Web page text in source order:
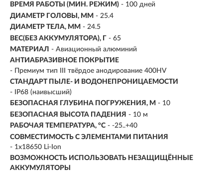
ВРЕМЯ РАБОТЫ (МИН. РЕЖИМ) - 100 дней
ДИАМЕТР ГОЛОВЫ, ММ - 25.4
ДИАМЕТР ТЕЛА, ММ - 24.5
ВЕС(БЕЗ АККУМУЛЯТОРА), Г - 65
МАТЕРИАЛ - Авиационный алюминий
АНТИАБРАЗИВНОЕ ПОКРЫТИЕ
- Премиум тип III твёрдое анодирование 400HV
СТАНДАРТ ПЫЛЕ- И ВОДОНЕПРОНИЦАЕМОСТИ
- IP68 (наивысший)
БЕЗОПАСНАЯ ГЛУБИНА ПОГРУЖЕНИЯ, М - 10
БЕЗОПАСНАЯ ВЫСОТА ПАДЕНИЯ - 10 м
РАБОЧАЯ ТЕМПЕРАТУРА, °C - -25..+40
СОВМЕСТИМОСТЬ С ЭЛЕМЕНТАМИ ПИТАНИЯ
- 1x18650 Li-Ion
ВОЗМОЖНОСТЬ ИСПОЛЬЗОВАТЬ НЕЗАЩИЩЁННЫЕ
АККУМУЛЯТОРЫ